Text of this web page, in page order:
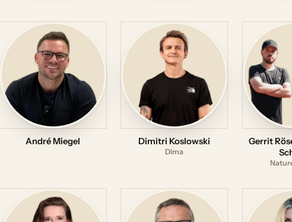
André Miegel Dimitri Koslowski
Dima
Gerrit